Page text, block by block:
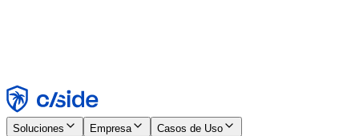
Rechazar
Soluciones Empresa Casos de Uso